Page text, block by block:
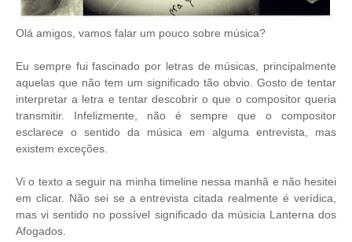
Olá amigos, vamos falar um pouco sobre música?
Eu sempre fui fascinado por letras de músicas, principalmente
aquelas que não tem um significado tão obvio. Gosto de tentar
interpretar a letra e tentar descobrir o que o compositor queria
transmitir. Infelizmente, não é sempre que o compositor
esclarece o sentido da música em alguma entrevista, mas
existem exceções.
Vi o textoa seguir na minha timeline nessa manhã e não hesitei
em clicar. Não sei se a entrevista citada realmente é verídica,
mas vi sentido no possível significado da músicia Lanterna dos
Afogados.